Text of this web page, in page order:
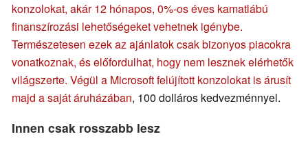
konzolokat, akár 12 hónapos, 0%-os éves kamatlábú
finanszírozási lehetőségeket vehetnek igénybe.
Természetesen ezek az ajánlatok csak bizonyos piacokra
vonatkoznak, és előfordulhat, hogy nem lesznek elérhetők
világszerte. Végül a Microsoft felújított konzolokat is árusít
majd a saját áruházában, 100 dolláros kedvezménnyel.
Innen csak rosszabb lesz